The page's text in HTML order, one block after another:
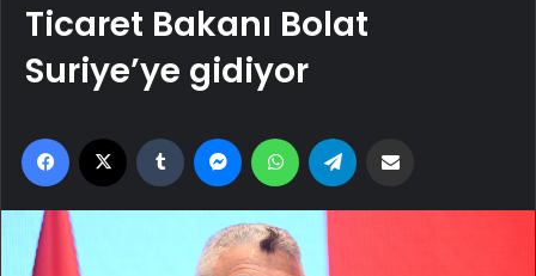
Ticaret Bakanı Bolat
Suriye’ye gidiyor
Facebook Tumblr MessengerWhatsApp